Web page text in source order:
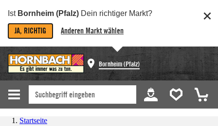
Ist Bornheim (Pfalz) Dein richtiger Markt?
JA, RICHTIG Anderen Markt wählen
Bornheim (Pfalz)
Startseite